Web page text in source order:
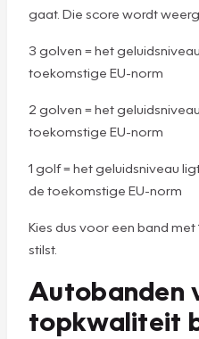
gaat. Die score wordt
3 golven = het
toekomstige EU-norm
2 golven = het
toekomstige EU-norm
1 golf = het geluidsniveau
de toekomstige EU-norm
Kies dus voor een band
stilst.
Autobanden
topkwaliteit